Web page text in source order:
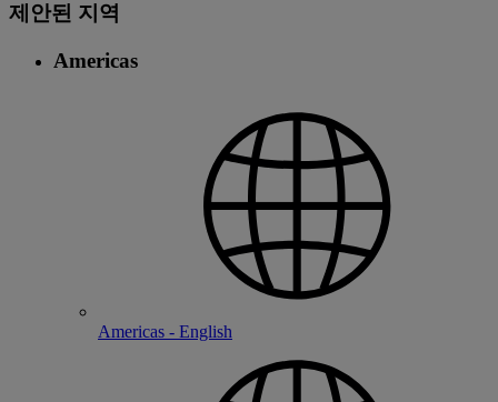
제안된 지역
Americas
Americas - English